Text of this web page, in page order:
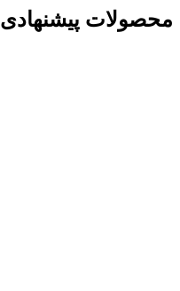
محصولات پیشنهادی